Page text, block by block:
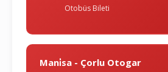
Otobüs Bileti
Mani̇sa - Çorlu Otogar